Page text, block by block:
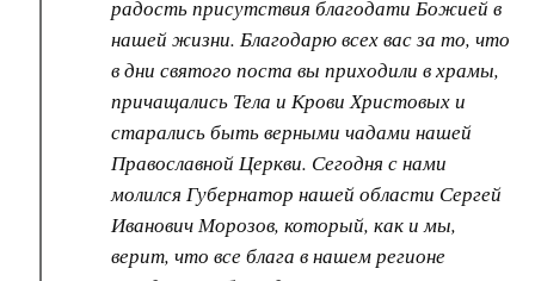
радость присутствия благодати Божией в
нашей жизни. Благодарю всех вас за то, что
в дни святого поста вы приходили в храмы,
причащались Тела и Крови Христовых и
старались быть верными чадами нашей
Православной Церкви. Сегодня с нами
молился Губернатор нашей области Сергей
Иванович Морозов, который, как и мы,
верит, что все блага в нашем регионе